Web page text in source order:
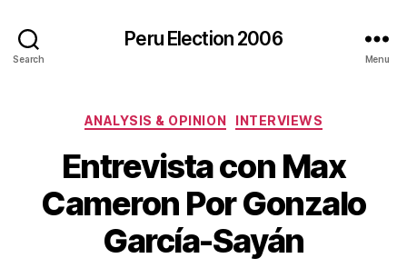
Search
Peru Election 2006
Menu
Categories
ANALYSIS & OPINION INTERVIEWS
Entrevista con Max
Cameron Por Gonzalo
García-Sayán